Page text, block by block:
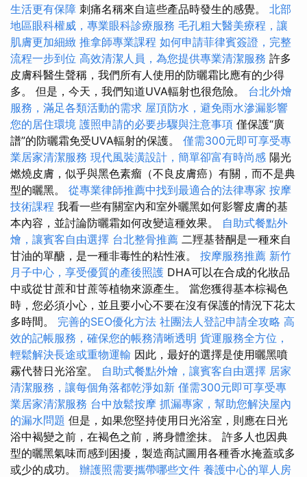
生活更有保障 刺痛名稱來自這些產品時發生的感覺。 北部
地區眼科權威，專業眼科診療服務 毛孔粗大醫美療程，讓
肌膚更加細緻 推拿師專業課程 如何申請菲律賓簽證，完整
流程一步到位 高效清潔人員，為您提供專業清潔服務 許多
皮膚科醫生聲稱，我們所有人使用的防曬霜比應有的少得
多。 但是，今天，我們知道UVA輻射也很危險。 台北外燴
服務，滿足各類活動的需求 屋頂防水，避免雨水滲漏影響
您的居住環境 護照申請的必要步驟與注意事項 僅保護“廣
譜”的防曬霜免受UVA輻射的保護。 僅需300元即可享受專
業居家清潔服務 現代風裝潢設計，簡單卻富有時尚感 陽光
燃燒皮膚，似乎與黑色素瘤（不良皮膚癌）有關，而不是典
型的曬黑。 從專業律師推薦中找到最適合的法律專家 按摩
技術課程 我看一些有關室內和室外曬黑如何影響皮膚的基
本內容，並討論防曬霜如何改變這種效果。 自助式餐點外
燴，讓賓客自由選擇 台北整骨推薦 二羥基替酮是一種來自
甘油的單醣，是一種非毒性的粘性液。 按摩服務推薦 新竹
月子中心，享受優質的產後照護 DHA可以在合成的化妝品
中或從甘蔗和甘蔗等植物來源產生。 當您獲得基本棕褐色
時，您必須小心，並且要小心不要在沒有保護的情況下花太
多時間。 完善的SEO優化方法 社團法人登記申請全攻略 高
效的記帳服務，確保您的帳務清晰透明 貨運服務全方位，
輕鬆解決長途或重物運輸 因此，最好的選擇是使用曬黑噴
霧代替日光浴室。 自助式餐點外燴，讓賓客自由選擇 居家
清潔服務，讓每個角落都乾淨如新 僅需300元即可享受專
業居家清潔服務 台中放鬆按摩 抓漏專家，幫助您解決屋內
的漏水問題 但是，如果您堅持使用日光浴室，則應在日光
浴中褐變之前，在褐色之前，將身體塗抹。 許多人也因典
型的曬黑氣味而感到困擾，製造商試圖用各種香水掩蓋或多
或少的成功。 辦護照需要攜帶哪些文件 養護中心的單人房